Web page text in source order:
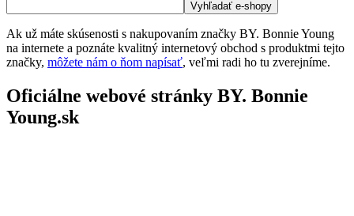
Ak už máte skúsenosti s nakupovaním značky BY. Bonnie Young
na internete a poznáte kvalitný internetový obchod s produktmi tejto
značky, môžete nám o ňom napísať, veľmi radi ho tu zverejníme.
Oficiálne webové stránky BY. Bonnie
Young.sk